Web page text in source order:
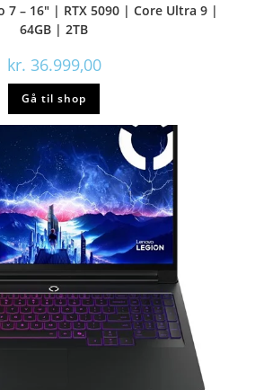
7 – 16″ | RTX 5090 | Core Ultra 9 |
64GB | 2TB
kr. 36.999,00
Gå til shop